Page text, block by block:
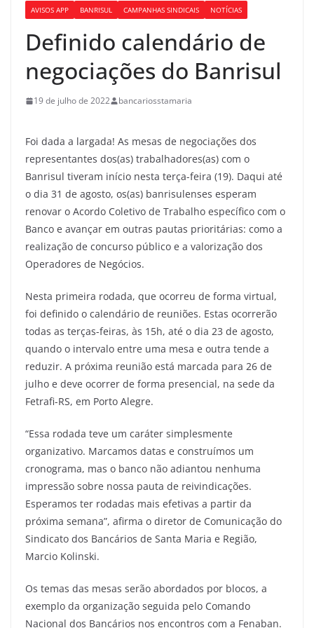
AVISOS APP BANRISUL CAMPANHAS SINDICAIS NOTÍCIAS
Definido calendário de
negociações do Banrisul
19 de julho de 2022 bancariosstamaria
Foi dada a largada! As mesas de negociações dos
representantes dos(as) trabalhadores(as) com o
Banrisul tiveram início nesta terça-feira (19). Daqui até
o dia 31 de agosto, os(as) banrisulenses esperam
renovar o Acordo Coletivo de Trabalho específico com o
Banco e avançar em outras pautas prioritárias: como a
realização de concurso público e a valorização dos
Operadores de Negócios.
Nesta primeira rodada, que ocorreu de forma virtual,
foi definido o calendário de reuniões. Estas ocorrerão
todas as terças-feiras, às 15h, até o dia 23 de agosto,
quando o intervalo entre uma mesa e outra tende a
reduzir. A próxima reunião está marcada para 26 de
julho e deve ocorrer de forma presencial, na sede da
Fetrafi-RS, em Porto Alegre.
“Essa rodada teve um caráter simplesmente
organizativo. Marcamos datas e construímos um
cronograma, mas o banco não adiantou nenhuma
impressão sobre nossa pauta de reivindicações.
Esperamos ter rodadas mais efetivas a partir da
próxima semana”, afirma o diretor de Comunicação do
Sindicato dos Bancários de Santa Maria e Região,
Marcio Kolinski.
Os temas das mesas serão abordados por blocos, a
exemplo da organização seguida pelo Comando
Nacional dos Bancários nos encontros com a Fenaban.